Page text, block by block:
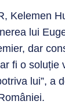
Kelemen
lui
dar
fi o soluție
lui”, a